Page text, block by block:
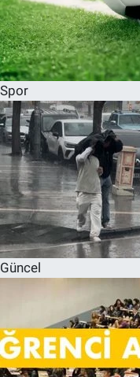
Spor
Güncel